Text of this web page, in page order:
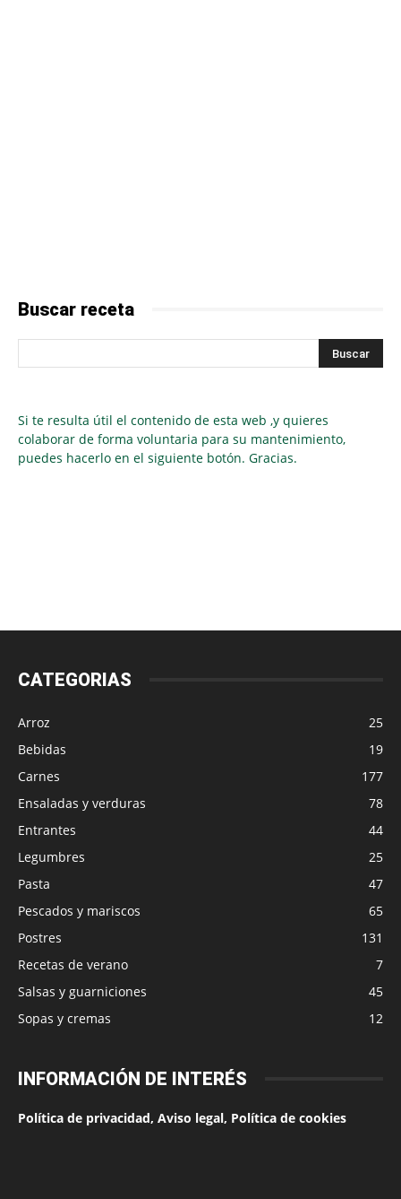
Buscar receta
Si te resulta útil el contenido de esta web ,y quieres
colaborar de forma voluntaria para su mantenimiento,
puedes hacerlo en el siguiente botón. Gracias.
CATEGORIAS
Arroz
25
Bebidas
19
Carnes
177
Ensaladas y verduras
78
Entrantes
44
Legumbres
25
Pasta
47
Pescados y mariscos
65
Postres
131
Recetas de verano
7
Salsas y guarniciones
45
Sopas y cremas
12
INFORMACIÓN DE INTERÉS
Política de privacidad, Aviso legal, Política de cookies